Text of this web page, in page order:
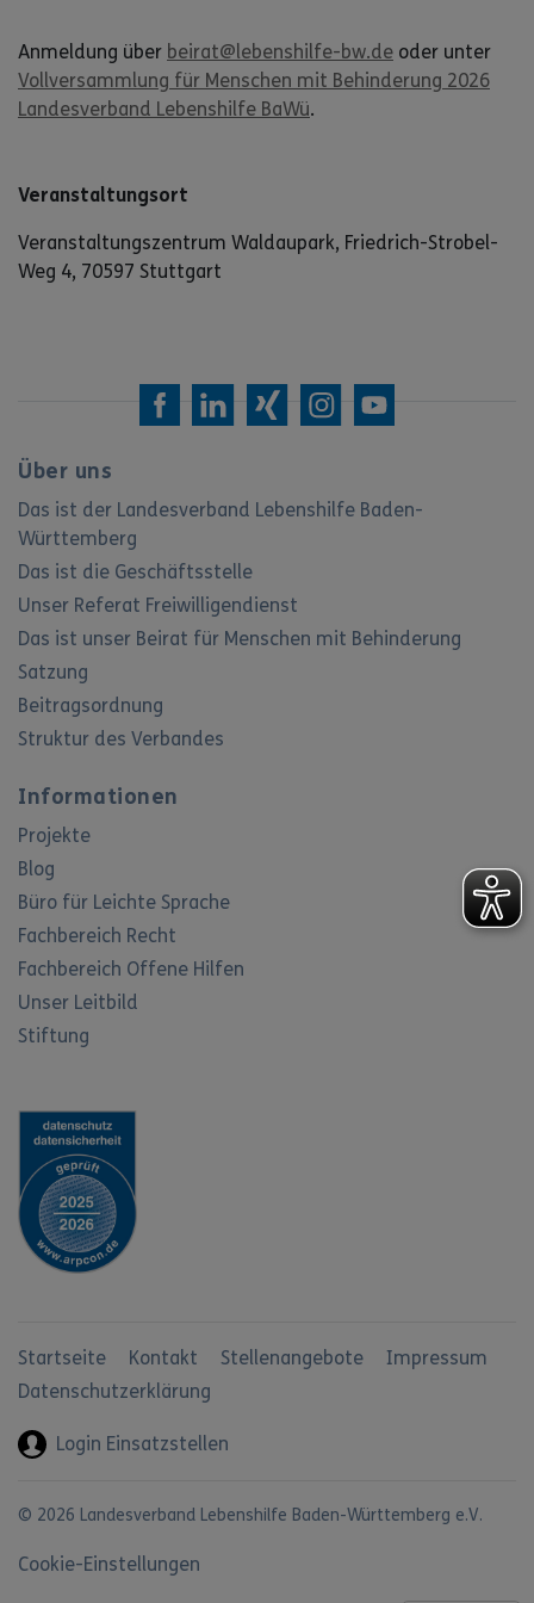
Anmeldung über beirat@lebenshilfe-bw.de oder unter
Vollversammlung für Menschen mit Behinderung 2026
Landesverband Lebenshilfe BaWü.
Veranstaltungsort
Veranstaltungszentrum Waldaupark, Friedrich-Strobel-
Weg 4, 70597 Stuttgart
Über uns
Das ist der Landesverband Lebenshilfe Baden-
Württemberg
Das ist die Geschäftsstelle
Unser Referat Freiwilligendienst
Das ist unser Beirat für Menschen mit Behinderung
Satzung
Beitragsordnung
Struktur des Verbandes
Informationen
Projekte
Blog
Büro für Leichte Sprache
Fachbereich Recht
Fachbereich Offene Hilfen
Unser Leitbild
Stiftung
Startseite Kontakt Stellenangebote
Impressum
Datenschutzerklärung
Login Einsatzstellen
© 2026 Landesverband Lebenshilfe Baden-Württemberg e.V.
Cookie-Einstellungen